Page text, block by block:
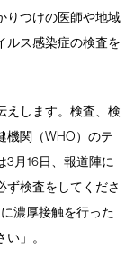
りつけの医師や地域
ルス感染症の検査を
えします。検査、検
機関（WHO）のテ
3月16日、報道陣に
ず検査をしてくださ
濃厚接触を行った
」。